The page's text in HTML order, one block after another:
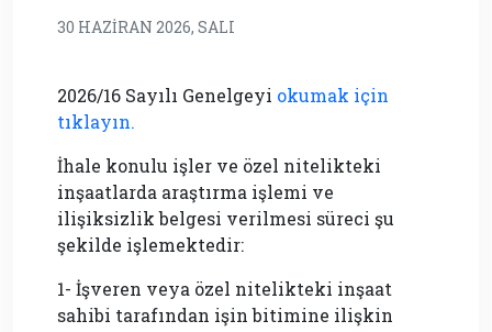
30 HAZIRAN 2026, SALI
2026/16 Sayılı Genelgeyi okumak için
tıklayın.
İhale konulu işler ve özel nitelikteki
inşaatlarda araştırma işlemi ve
ilişiksizlik belgesi verilmesi süreci şu
şekilde işlemektedir:
1- İşveren veya özel nitelikteki inşaat
sahibi tarafından işin bitimine ilişkin